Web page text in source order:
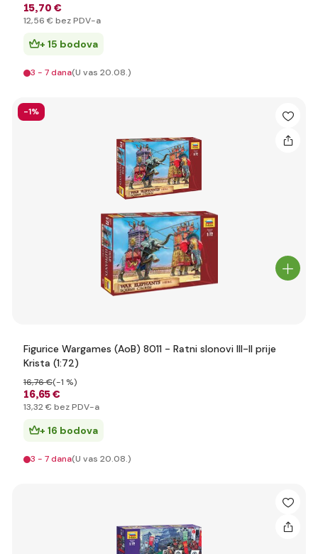
15,70 €
12,56 € bez PDV-a
+ 15 bodova
3 - 7 dana(U vas 20.08.)
-1%
Figurice Wargames (AoB) 8011 - Ratni slonovi III-II prije
Krista (1:72)
16,65 €
16,76 €(-1 %)
13,32 € bez PDV-a
+ 16 bodova
3 - 7 dana(U vas 20.08.)